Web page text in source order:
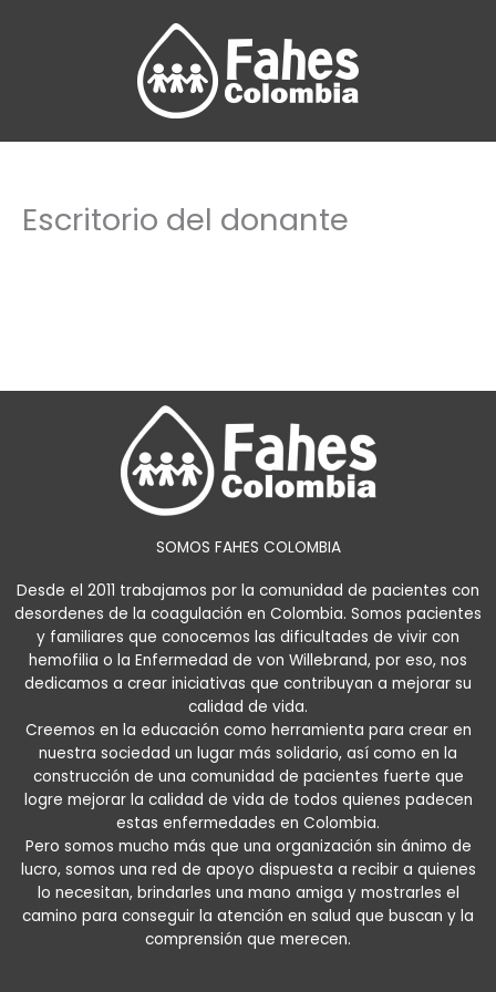
Escritorio del donante
SOMOS FAHES COLOMBIA
Desde el 2011 trabajamos por la comunidad de pacientes con
desordenes de la coagulación en Colombia. Somos pacientes
y familiares que conocemos las dificultades de vivir con
hemofilia o la Enfermedad de von Willebrand, por eso, nos
dedicamos a crear iniciativas que contribuyan a mejorar su
calidad de vida.
Creemos en la educación como herramienta para crear en
nuestra sociedad un lugar más solidario, así como en la
construcción de una comunidad de pacientes fuerte que
logre mejorar la calidad de vida de todos quienes padecen
estas enfermedades en Colombia.
Pero somos mucho más que una organización sin ánimo de
lucro, somos una red de apoyo dispuesta a recibir a quienes
lo necesitan, brindarles una mano amiga y mostrarles el
camino para conseguir la atención en salud que buscan y la
comprensión que merecen.